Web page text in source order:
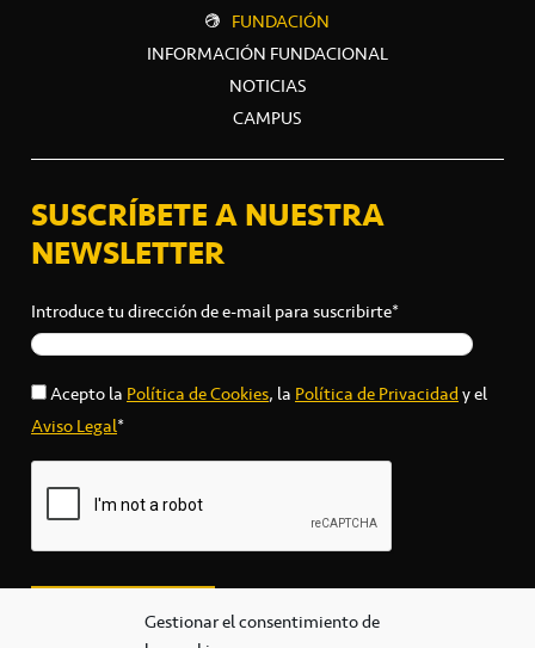
Gestionar el consentimiento de
FUNDACIÓN
INFORMACIÓN FUNDACIONAL
NOTICIAS
CAMPUS
SUSCRÍBETE A NUESTRA
NEWSLETTER
Introduce tu dirección de e-mail para suscribirte*
Acepto laPolítica de Cookies, laPolítica de Privacidady el
Aviso Legal*